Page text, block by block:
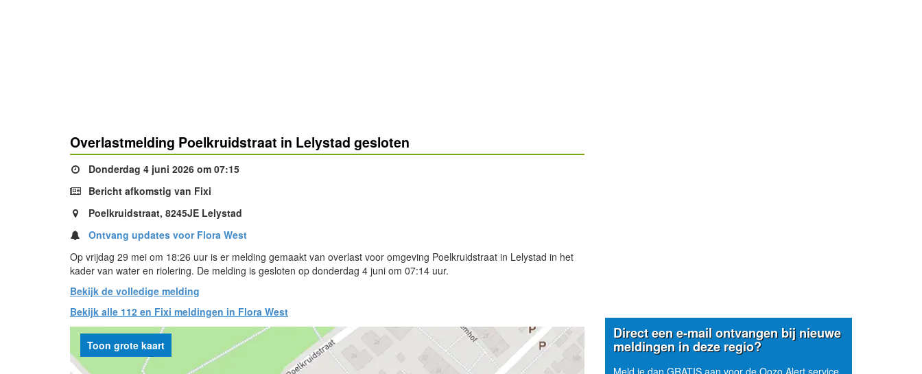
Overlastmelding Poelkruidstraat in Lelystad gesloten
Donderdag 4 juni 2026 om 07:15
Bericht afkomstig van Fixi
Poelkruidstraat, 8245JE Lelystad
Ontvang updates voor Flora West
Op vrijdag 29 mei om 18:26 uur is er melding gemaakt van overlast voor omgeving Poelkruidstraat in Lelystad in het
kader van water en riolering. De melding is gesloten op donderdag 4 juni om 07:14 uur.
Bekijk de volledige melding
Bekijk alle 112 en Fixi meldingen in Flora West
Toon grote kaart
Direct een e-mail ontvangen bij nieuwe
meldingen in deze regio?
Meld je dan GRATIS aan voor de Oozo Alert service